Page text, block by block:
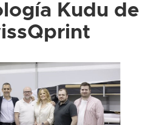
Kudu de